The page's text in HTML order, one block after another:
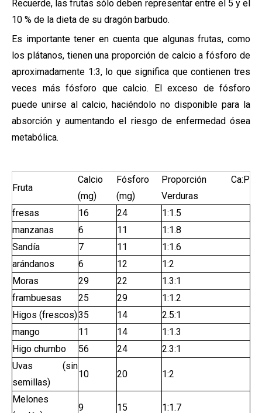
Recuerde, las frutas sólo deben representar entre el 5 y el
10 % de la dieta de su dragón barbudo.
Es importante tener en cuenta que algunas frutas, como
los plátanos, tienen una proporción de calcio a fósforo de
aproximadamente 1:3, lo que significa que contienen tres
veces más fósforo que calcio. El exceso de fósforo
puede unirse al calcio, haciéndolo no disponible para la
absorción y aumentando el riesgo de enfermedad ósea
metabólica.
Fruta
Calcio
(mg)
Fósforo
(mg)
Proporción Ca:P
Verduras
fresas
16 24
1:1.5
manzanas
6 11
1:1.8
Sandía
7 11
1:1.6
arándanos
6 12
1:2
Moras
29 22
1.3:1
frambuesas
25 29
1:1.2
Higos (frescos)35 14
2.5:1
mango
11 14
1:1.3
Higo chumbo
56 24
2.3:1
Uvas (sin
semillas)
10 20 1:2
Melones
9 15 1:1.7